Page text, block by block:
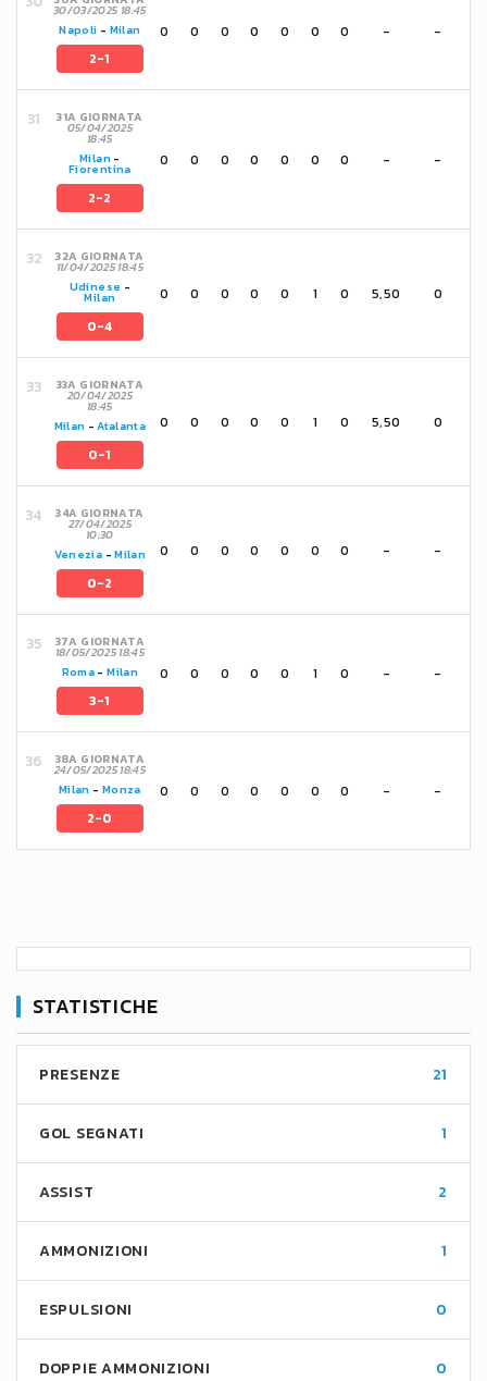
30/03/2025 18:45
Napoli - Milan
2-1
0 0 0 0 0 0 0 - -
31A GIORNATA
05/04/2025
18:45
Milan-
Fiorentina
2-2
0 0 0 0 0 0 0 - -
32A GIORNATA
11/04/2025 18:45
Udinese -
Milan
0-4
0 0 0 0 0 1 0 5,50 0
33A GIORNATA
20/04/2025
18:45
Milan -Atalanta
0-1
0 0 0 0 0 1 0 5,50 0
34A GIORNATA
27/04/2025
10:30
Venezia -Milan
0-2
0 0 0 0 0 0 0 - -
37A GIORNATA
18/05/2025 18:45
Roma -Milan
3-1
0 0 0 0 0 1 0 - -
38A GIORNATA
24/05/2025 18:45
Milan - Monza
2-0
0 0 0 0 0 0 0 - -
STATISTICHE
PRESENZE 21
GOL SEGNATI 1
ASSIST 2
AMMONIZIONI 1
ESPULSIONI 0
DOPPIE AMMONIZIONI 0